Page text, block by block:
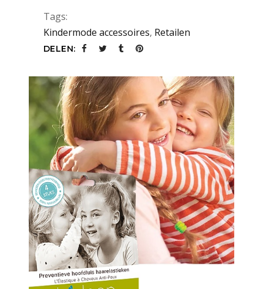
Tags:
Kindermode accessoires, Retailen
DELEN: